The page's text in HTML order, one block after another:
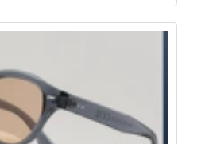
очки с защитой от